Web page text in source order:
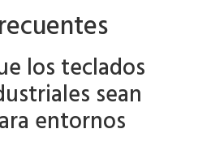
los teclados
sean
entornos